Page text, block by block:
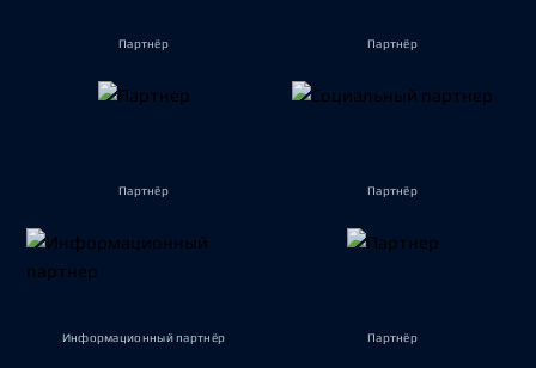
Партнёр Партнёр
Партнёр Партнёр
Информационный партнёр Партнёр